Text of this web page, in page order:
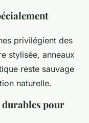
privilégient des
stylisée, anneaux
reste sauvage
naturelle.
pour